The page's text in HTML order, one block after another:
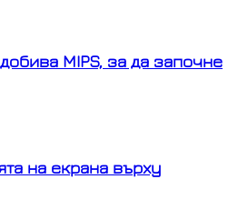
MIPS, за да започне
на екрана върху